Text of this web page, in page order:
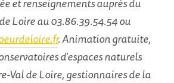
Loire au 03.86.39.54.54 ou
. Animation gratuite,
d’espaces naturels
Val de Loire, gestionnaires de la